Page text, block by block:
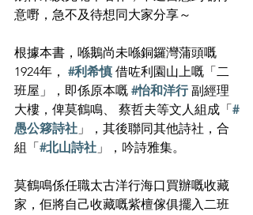
意嘢，急不及待想同大家分享～
根據本書，喺鵝尚未喺銅鑼灣蒲頭嘅
1924年， #利希慎 借咗利園山上嘅「二
班屋」，即係原本嘅 #怡和洋行 副經理
大樓，俾莫鶴鳴、 蔡哲夫等文人組成「 #
愚公簃詩社 」，其後聯同其他詩社，合
組「 #北山詩社 」，吟詩雅集。
莫鶴鳴係任職太古洋行海口買辦嘅收藏
家，佢將自己收藏嘅紫檀傢俱擺入二班